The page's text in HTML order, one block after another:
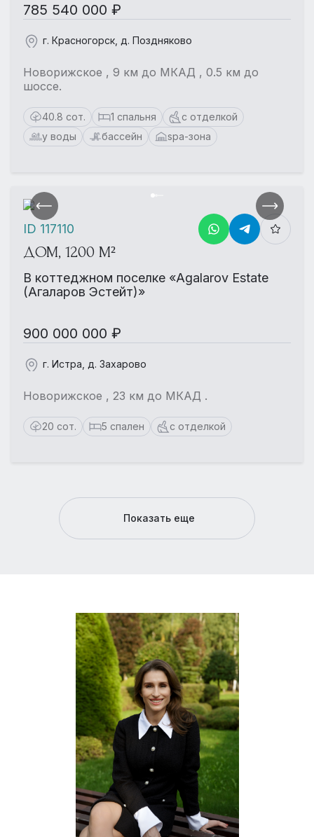
785 540 000 ₽
г. Красногорск, д. Поздняково
Новорижское , 9 км до МКАД , 0.5 км до
шоссе.
40.8 сот. 1 спальня
с отделкой
у воды
бассейн spa-зона
ДОМ, 1200 М²
В коттеджном поселке «Agalarov Estate
(Агаларов Эстейт)»
900 000 000 ₽
г. Истра, д. Захарово
Новорижское , 23 км до МКАД .
20 сот. 5 спален с отделкой
ID 117110
Показать еще